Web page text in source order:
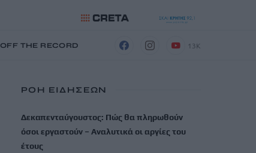
OFF THE RECORD 13K
ΡΟΗ ΕΙΔΗΣΕΩΝ
Δεκαπενταύγουστος: Πώς θα πληρωθούν
όσοι εργαστούν – Αναλυτικά οι αργίες του
έτους